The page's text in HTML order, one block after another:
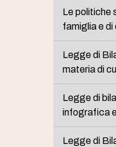
Le politiche
famiglia e
Legge di
materia di
Legge di
infografica
Legge di